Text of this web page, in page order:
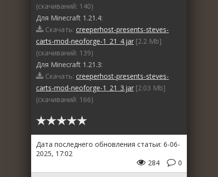
(cкачиваний: 140)
Для Minecraft 1.21.4:
Скачать: creeperhost-presents-steves-
carts-mod-neoforge-1_21_4.jar [2.2 Mb]
(cкачиваний: 139)
Для Minecraft 1.21.3:
Скачать: creeperhost-presents-steves-
carts-mod-neoforge-1_21_3.jar [2.03 Mb]
(cкачиваний: 166)
Дата последнего обновления статьи: 6-06-
2025, 17:02
0
284